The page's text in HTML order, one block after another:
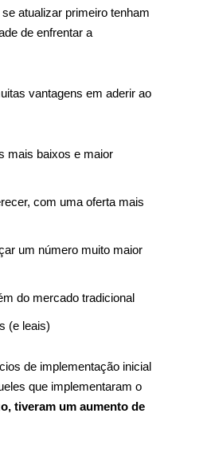
atualizar primeiro tenham
de enfrentar a
vantagens em aderir ao
mais baixos e maior
com uma oferta mais
um número muito maior
do mercado tradicional
(e leais)
de implementação inicial
que implementaram o
tiveram um aumento de